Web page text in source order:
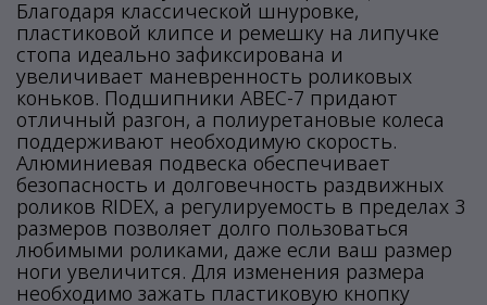
Благодаря классической шнуровке,
пластиковой клипсе и ремешку на липучке
стопа идеально зафиксирована и
увеличивает маневренность роликовых
коньков. Подшипники ABEC-7 придают
отличный разгон, а полиуретановые колеса
поддерживают необходимую скорость.
Алюминиевая подвеска обеспечивает
безопасность и долговечность раздвижных
роликов RIDEX, а регулируемость в пределах 3
размеров позволяет долго пользоваться
любимыми роликами, даже если ваш размер
ноги увеличится. Для изменения размера
необходимо зажать пластиковую кнопку